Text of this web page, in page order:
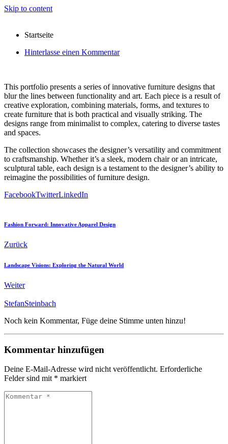
Skip to content
Startseite
Hinterlasse einen Kommentar
This portfolio presents a series of innovative furniture designs that
blur the lines between functionality and art. Each piece is a result of
creative exploration, combining materials, forms, and textures to
create furniture that is both practical and visually striking. The
designs range from minimalist to complex, catering to diverse tastes
and spaces.
The collection showcases the designer’s versatility and commitment
to craftsmanship. Whether it’s a sleek, modern chair or an intricate,
sculptural table, each design is a testament to the designer’s ability to
reimagine the possibilities of furniture design.
FacebookTwitterLinkedIn
Fashion Forward: Innovative Apparel Design
Zurück
Landscape Visions: Exploring the Natural World
Weiter
StefanSteinbach
Noch kein Kommentar, Füge deine Stimme unten hinzu!
Kommentar hinzufügen
Deine E-Mail-Adresse wird nicht veröffentlicht. Erforderliche
Felder sind mit * markiert
Kommentar